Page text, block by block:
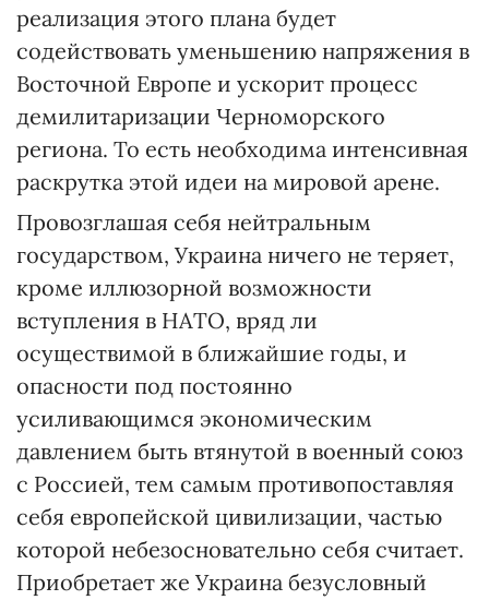
реализация этого плана будет
содействовать уменьшению напряжения в
Восточной Европе и ускорит процесс
демилитаризации Черноморского
региона. То есть необходима интенсивная
раскрутка этой идеи на мировой арене.
Провозглашая себя нейтральным
государством, Украина ничего не теряет,
кроме иллюзорной возможности
вступления в НАТО, вряд ли
осуществимой в ближайшие годы, и
опасности под постоянно
усиливающимся экономическим
давлением быть втянутой в военный союз
с Россией, тем самым противопоставляя
себя европейской цивилизации, частью
которой небезосновательно себя считает.
Приобретает же Украина безусловный